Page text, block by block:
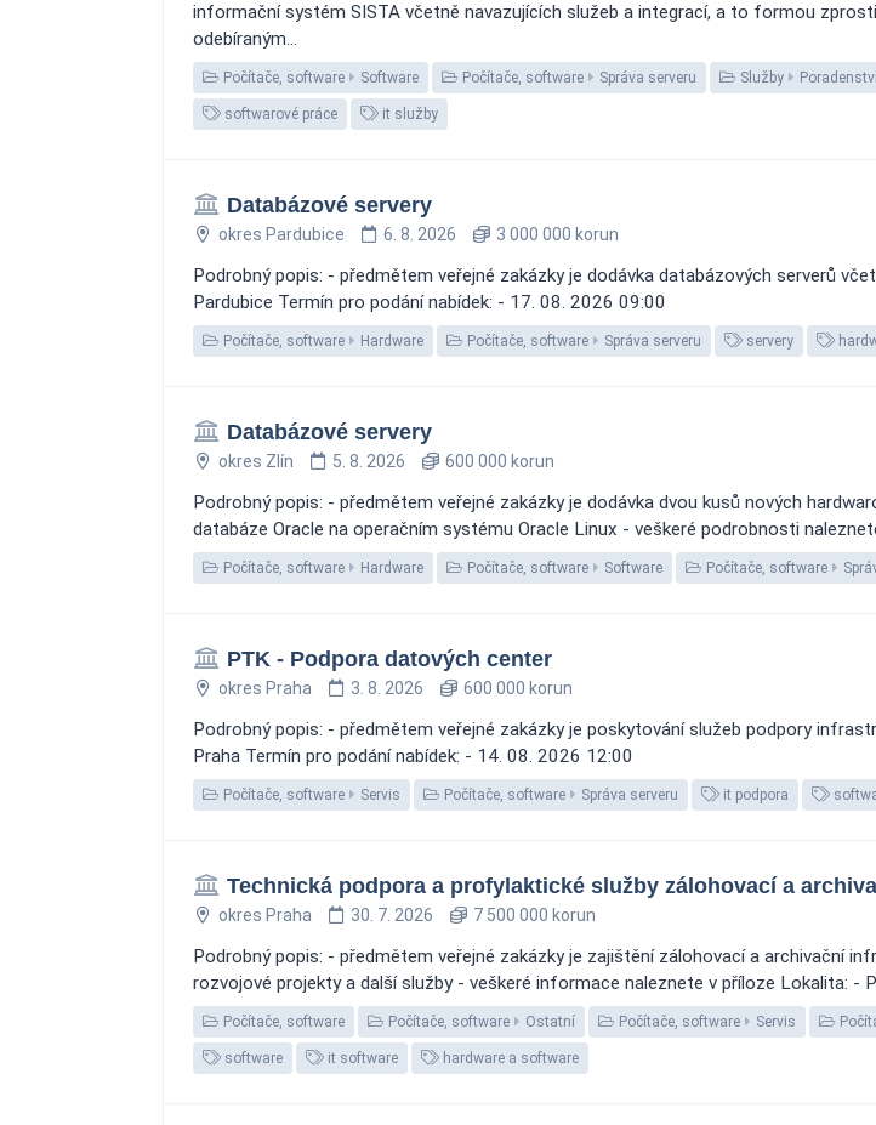
informační systém SISTA včetně navazujících služeb a integrací, a to formou
odebíraným...
Počítače, software Software Počítače, software Správa serveru Služby Poradenství
softwarové práce it služby
Databázové servery
okres Pardubice 6. 8. 2026 3 000 000 korun
Podrobný popis: - předmětem veřejné zakázky je dodávka databázových serverů
Pardubice Termín pro podání nabídek: - 17. 08. 2026 09:00
Počítače, software Hardware Počítače, software Správa serveru servery
Databázové servery
okres Zlín 5. 8. 2026 600 000 korun
Podrobný popis: - předmětem veřejné zakázky je dodávka dvou kusů nových
databáze Oracle na operačním systému Oracle Linux - veškeré podrobnosti
Počítače, software Hardware Počítače, software Software Počítače, software
PTK - Podpora datových center
okres Praha 3. 8. 2026 600 000 korun
Podrobný popis: - předmětem veřejné zakázky je poskytování služeb podpory
Praha Termín pro podání nabídek: - 14. 08. 2026 12:00
Počítače, software Servis Počítače, software Správa serveru it podpora
Technická podpora a profylaktické služby zálohovací a
okres Praha 30. 7. 2026 7 500 000 korun
Podrobný popis: - předmětem veřejné zakázky je zajištění zálohovací a archivační
rozvojové projekty a další služby - veškeré informace naleznete v příloze Lokalita: -
Počítače, software Počítače, software Ostatní Počítače, software Servis
software it software hardware a software